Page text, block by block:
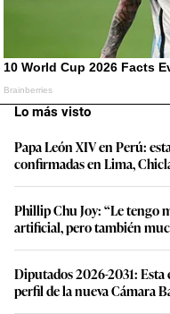
Lo más visto
Papa León XIV en Perú:
confirmadas en Lima,
Phillip Chu Joy: “Le tengo
artificial, pero también
Diputados 2026-2031: Esta
perfil de la nueva Cámara